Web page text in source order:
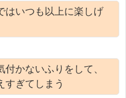
はいつも以上に楽しげ
かないふりをして、
すぎてしまう